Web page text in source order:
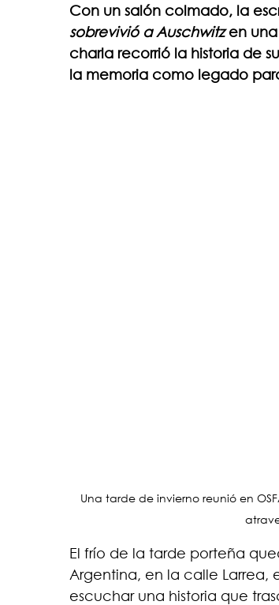
Con un salón colmado, la
sobrevivió a Auschwitz en una
charla recorrió la historia de
la memoria como legado
Una tarde de invierno reunió en
El frío de la tarde porteña
Argentina, en la calle Larrea,
escuchar una historia que